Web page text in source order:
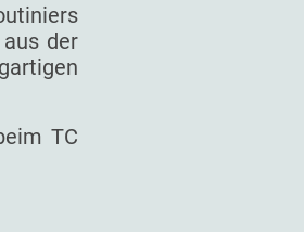
der
TC